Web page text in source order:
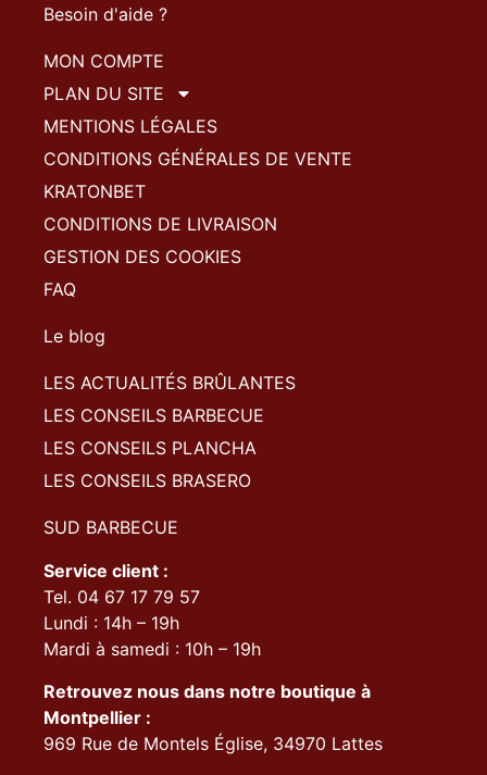
Besoin d'aide ?
MON COMPTE
PLAN DU SITE
MENTIONS LÉGALES
CONDITIONS GÉNÉRALES DE VENTE
KRATONBET
CONDITIONS DE LIVRAISON
GESTION DES COOKIES
FAQ
Le blog
LES ACTUALITÉS BRÛLANTES
LES CONSEILS BARBECUE
LES CONSEILS PLANCHA
LES CONSEILS BRASERO
SUD BARBECUE
Service client :
Tel. 04 67 17 79 57
Lundi : 14h – 19h
Mardi à samedi : 10h – 19h
Retrouvez nous dans notre boutique à
Montpellier :
969 Rue de Montels Église, 34970 Lattes